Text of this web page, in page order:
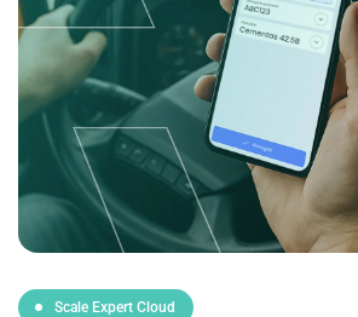
Scale Expert Cloud